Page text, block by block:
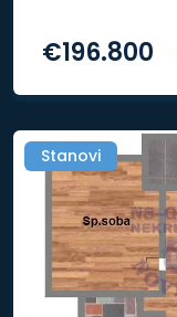
€196.800
Stanovi